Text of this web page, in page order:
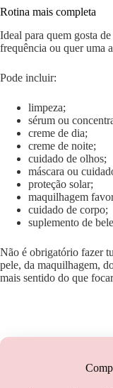
Rotina mais completa
Ideal para quem gosta
frequência ou quer uma
Pode incluir:
limpeza;
sérum ou
creme de dia;
creme de noite;
cuidado de olhos;
máscara ou
proteção solar;
maquilhagem
cuidado de corpo;
suplemento de
Não é obrigatório fazer
pele, da maquilhagem,
mais sentido do que